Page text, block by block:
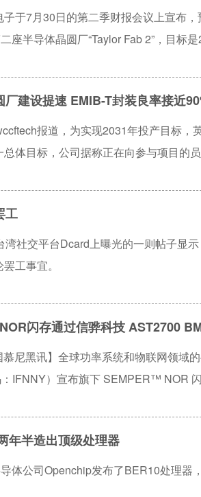
于7月30日的第二季财报会议上宣布
座半导体晶圆厂“Taylor Fab 2”，目标
建设提速 EMIB-T封装良率接近
报道，为实现2031年投产目标，
体目标，公司据称正在向参与项目的
现14A制程的高量产（HVM）投产。
工
湾社交平台Dcard上曝光的一则帖子显
工事宜。
闪存通过信骅科技 AST2700
尼黑讯】全球功率系统和物联网领域
IFNNY）宣布旗下 SEMPER™ NOR
控制器（BMC）认证，并被正式列入
年半造出顶级处理器
体公司Openchip发布了BER10处理器